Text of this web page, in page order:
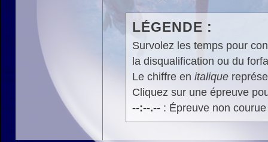
LÉGENDE :
Survolez les temps pour
la disqualification ou du
Le chiffre en italique
Cliquez sur une épreuve
--:--.--: Épreuve non